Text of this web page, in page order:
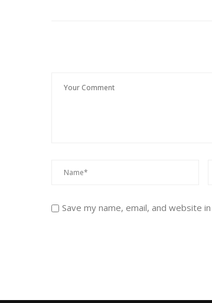
Save my name, email, and website